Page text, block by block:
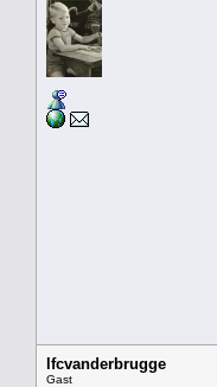
lfcvanderbrugge
Gast